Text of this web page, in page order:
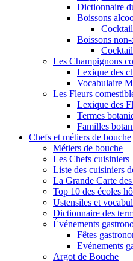
Dictionnaire
Boissons
Boissons non-
Les Champignons
Lexique des
Vocabulaire
Les Fleurs
Lexique des
Termes
Familles
Chefs et métiers de bouche
Métiers de bouche
Les Chefs cuisiniers
Liste des cuisiniers
La Grande Carte
Top 10 des écoles
Ustensiles et
Dictionnaire des
Événements
Fêtes
Evénements
Argot de Bouche